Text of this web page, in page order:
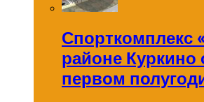
Спорткомплекс
районе Куркино
первом